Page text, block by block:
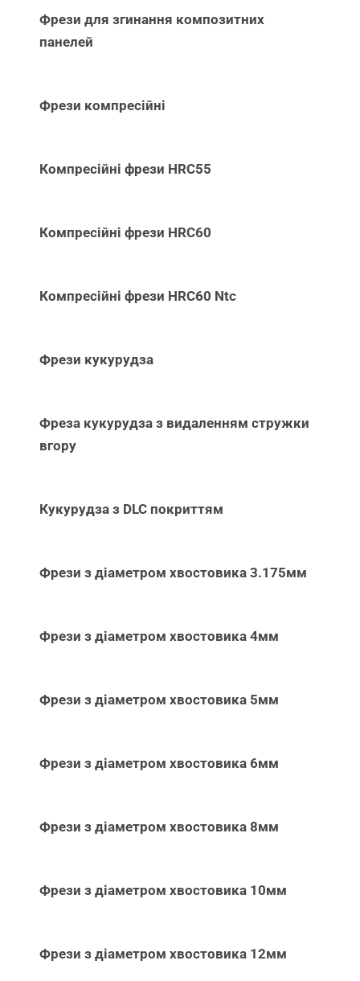
Фрези для згинання композитних
панелей
Фрези компресійні
Компресійні фрези HRC55
Компресійні фрези HRC60
Компресійні фрези HRC60 Ntc
Фрези кукурудза
Фреза кукурудза з видаленням стружки
вгору
Кукурудза з DLC покриттям
Фрези з діаметром хвостовика 3.175мм
Фрези з діаметром хвостовика 4мм
Фрези з діаметром хвостовика 5мм
Фрези з діаметром хвостовика 6мм
Фрези з діаметром хвостовика 8мм
Фрези з діаметром хвостовика 10мм
Фрези з діаметром хвостовика 12мм